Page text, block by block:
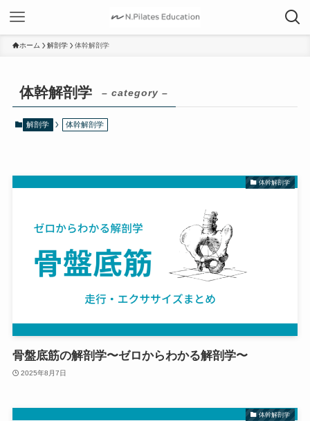
ホーム 解剖学 体幹解剖学
体幹解剖学 – category –
解剖学 体幹解剖学
体幹解剖学
骨盤底筋の解剖学〜ゼロからわかる解剖学〜
2025年8月7日
体幹解剖学